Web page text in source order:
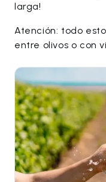
larga!
Atención: todo
entre olivos o con